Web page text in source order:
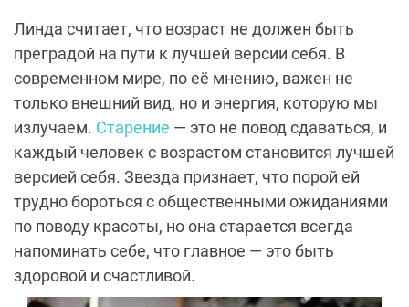
Линда считает, что возраст не должен быть
преградой на пути к лучшей версии себя. В
современном мире, по её мнению, важен не
только внешний вид, но и энергия, которую мы
излучаем. Старение — это не повод сдаваться, и
каждый человек с возрастом становится лучшей
версией себя. Звезда признает, что порой ей
трудно бороться с общественными ожиданиями
по поводу красоты, но она старается всегда
напоминать себе, что главное — это быть
здоровой и счастливой.